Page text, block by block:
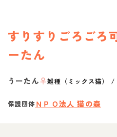
すりすりごろごろ
ーたん
うーたん♀雑種（ミックス猫） /
保護団体 ＮＰＯ法人 猫の森